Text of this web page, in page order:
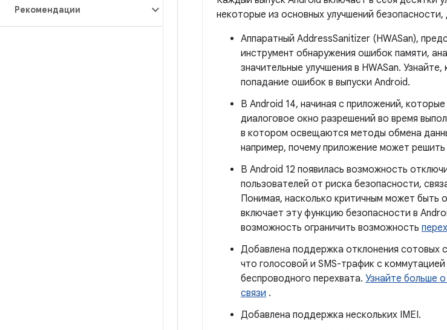
Рекомендации
некоторые из основных улучшений безопасности,
Аппаратный AddressSanitizer (HWASan),
инструмент обнаружения ошибок памяти,
значительные улучшения в HWASan. Узнайте,
попадание ошибок в выпуски Android.
В Android 14, начиная с приложений,
диалоговое окно разрешений во время
в котором освещаются методы обмена
например, почему приложение может
В Android 12 появилась возможность
пользователей от риска безопасности,
Понимая, насколько критичным может быть
включает эту функцию безопасности в
возможность ограничить возможность
Добавлена ​​поддержка отклонения сотовых
что голосовой и SMS-трафик с
беспроводного перехвата. Узнайте больше
связи .
Добавлена ​​поддержка нескольких IMEI.